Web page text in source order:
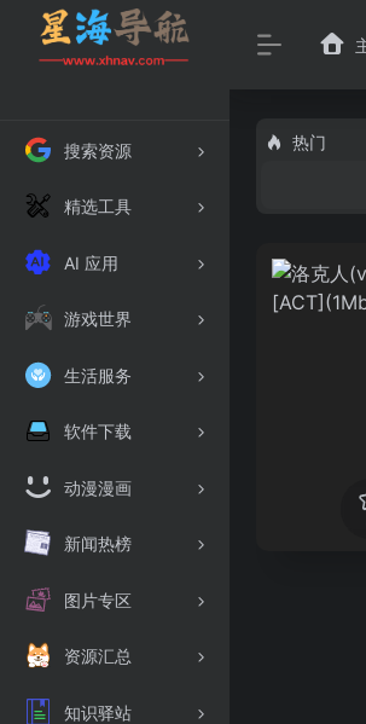
搜索资源
精选工具
AI 应用
游戏世界
生活服务
软件下载
动漫漫画
新闻热榜
图片专区
资源汇总
知识驿站
热门